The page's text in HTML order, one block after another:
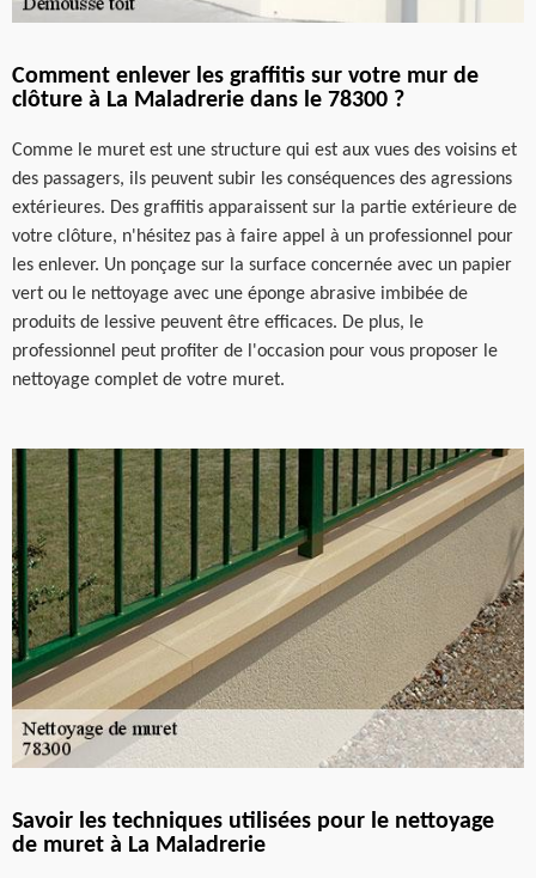
Comment enlever les graffitis sur votre mur de
clôture à La Maladrerie dans le 78300 ?
Comme le muret est une structure qui est aux vues des voisins et
des passagers, ils peuvent subir les conséquences des agressions
extérieures. Des graffitis apparaissent sur la partie extérieure de
votre clôture, n'hésitez pas à faire appel à un professionnel pour
les enlever. Un ponçage sur la surface concernée avec un papier
vert ou le nettoyage avec une éponge abrasive imbibée de
produits de lessive peuvent être efficaces. De plus, le
professionnel peut profiter de l'occasion pour vous proposer le
nettoyage complet de votre muret.
Savoir les techniques utilisées pour le nettoyage
de muret à La Maladrerie